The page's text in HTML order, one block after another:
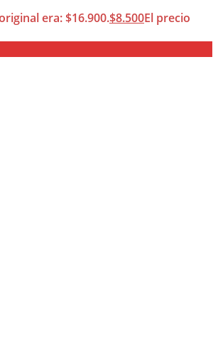
era: $16.900.$8.500El precio